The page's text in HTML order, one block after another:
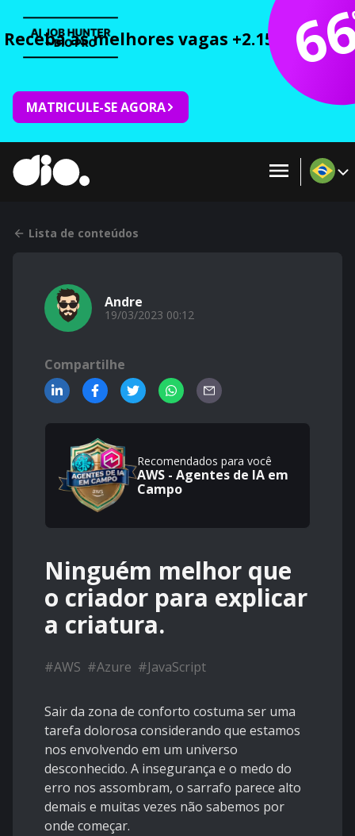
Receba as melhores vagas +2.150 cursos
MATRICULE-SE AGORA
Lista de conteúdos
Andre
19/03/2023 00:12
Compartilhe
Recomendados para você
AWS - Agentes de IA em
Campo
Ninguém melhor que
o criador para explicar
a criatura.
#AWS #Azure #JavaScript
Sair da zona de conforto costuma ser uma
tarefa dolorosa considerando que estamos
nos envolvendo em um universo
desconhecido. A insegurança e o medo do
erro nos assombram, o sarrafo parece alto
demais e muitas vezes não sabemos por
onde começar.